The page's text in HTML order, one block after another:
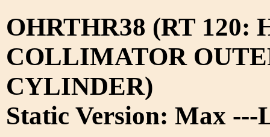
OHRTHR38 (RT 120:
COLLIMATOR
CYLINDER)
Static Version: Max